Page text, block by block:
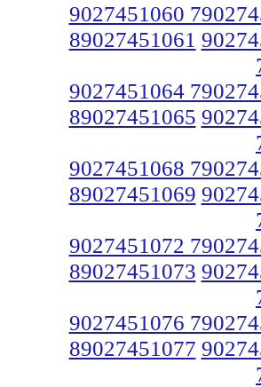
9027451060
89027451061
9027451064
89027451065
9027451068
89027451069
9027451072
89027451073
9027451076
89027451077